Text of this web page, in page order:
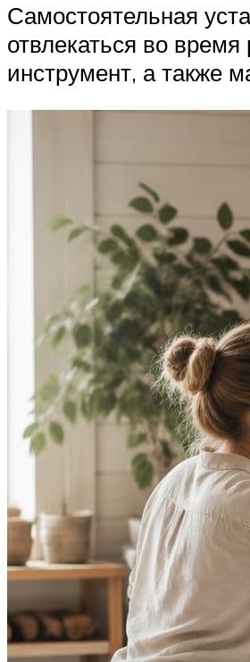
Самостоятельная
отвлекаться во
инструмент, а также